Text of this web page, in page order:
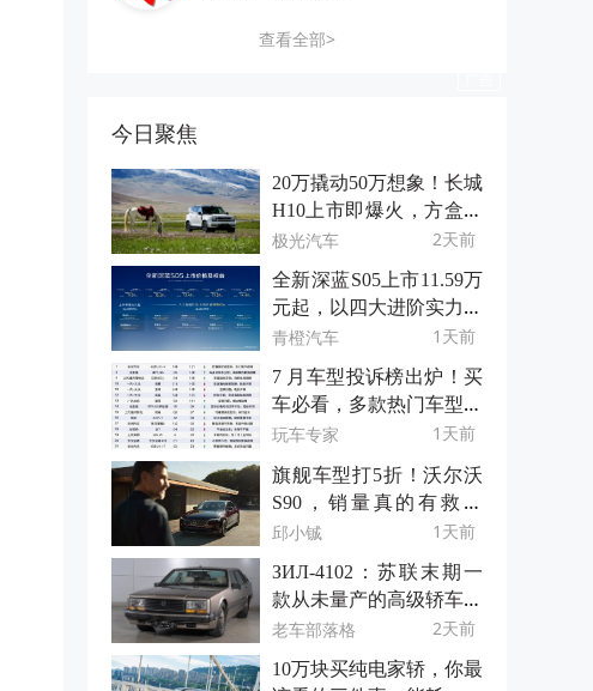
查看全部>
今日聚焦
20万撬动50万想象！长城
H10上市即爆火，方盒子
新物种凭什么？
极光汽车 2天前
全新深蓝S05上市11.59万
元起，以四大进阶实力重
树15万级SUV价值标杆
青橙汽车 1天前
7 月车型投诉榜出炉！买
车必看，多款热门车型上
榜
玩车专家 1天前
旗舰车型打5折！沃尔沃
S90，销量真的有救了
吗？
邱小铖 1天前
ЗИЛ-4102：苏联末期一
款从未量产的高级轿车原
型
老车部落格 2天前
10万块买纯电家轿，你最